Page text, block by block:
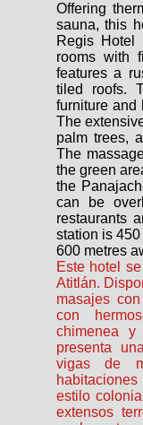
Offering
sauna, this
Regis Hotel
rooms with
features a
tiled roofs.
furniture and
The
palm trees,
The
the green
the
can be
restaurants
station is
600 metres
Este hotel
Atitlán.
masajes
con
chimenea
presenta
vigas de
estilo
extensos